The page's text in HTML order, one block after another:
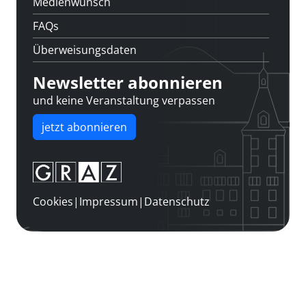
FAQs
Überweisungsdaten
Newsletter abonnieren
und keine Veranstaltung verpassen
jetzt abonnieren
Cookies| Impressum| Datenschutz